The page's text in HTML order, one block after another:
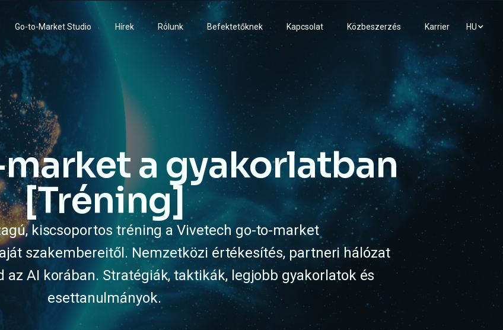
Go-to-Market Studio Hírek Rólunk Befektetőknek Kapcsolat Közbeszerzés Karrier HU
a gyakorlatban
[Tréning]
kiscsoportos tréning a Vivetech go-to-market
szakembereitől. Nemzetközi értékesítés, partneri hálózat
az AI korában. Stratégiák, taktikák, legjobb gyakorlatok és
esettanulmányok.